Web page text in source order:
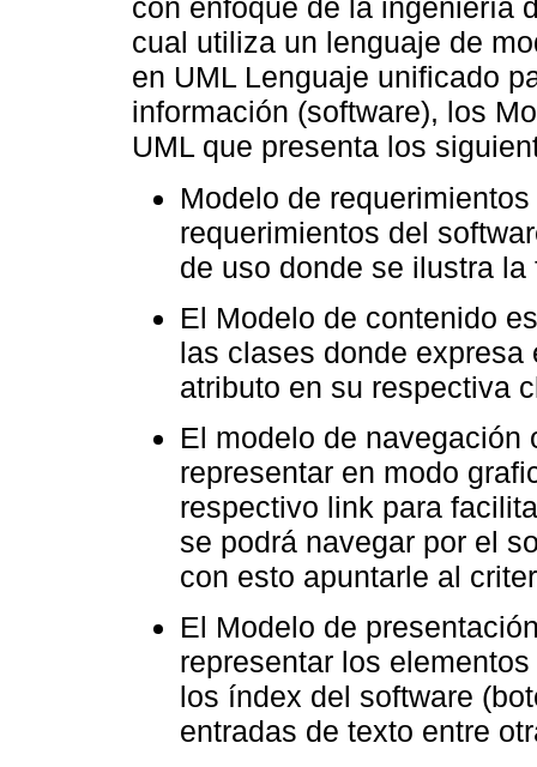
con enfoque de la ingeniería
cual utiliza un lenguaje de
en UML Lenguaje unificado
información (software), los
UML que presenta los
Modelo de
requerimientos del
de uso donde se ilustra
El Modelo de contenido
las clases donde
atributo en su respectiva
El modelo de navegación
representar en modo
respectivo link para
se podrá navegar por el
con esto apuntarle al
El Modelo de
representar los
los índex del software
entradas de texto entre